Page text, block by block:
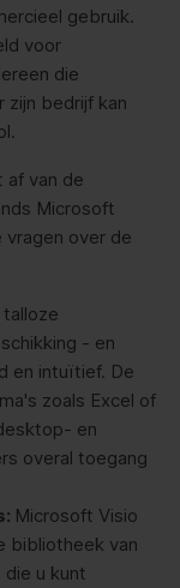
gebruik.
voor
die
bedrijf kan
af van de
Microsoft
vragen over de
- en
en intuïtief. De
zoals Excel of
en
overal toegang
Microsoft Visio
bibliotheek van
die u kunt